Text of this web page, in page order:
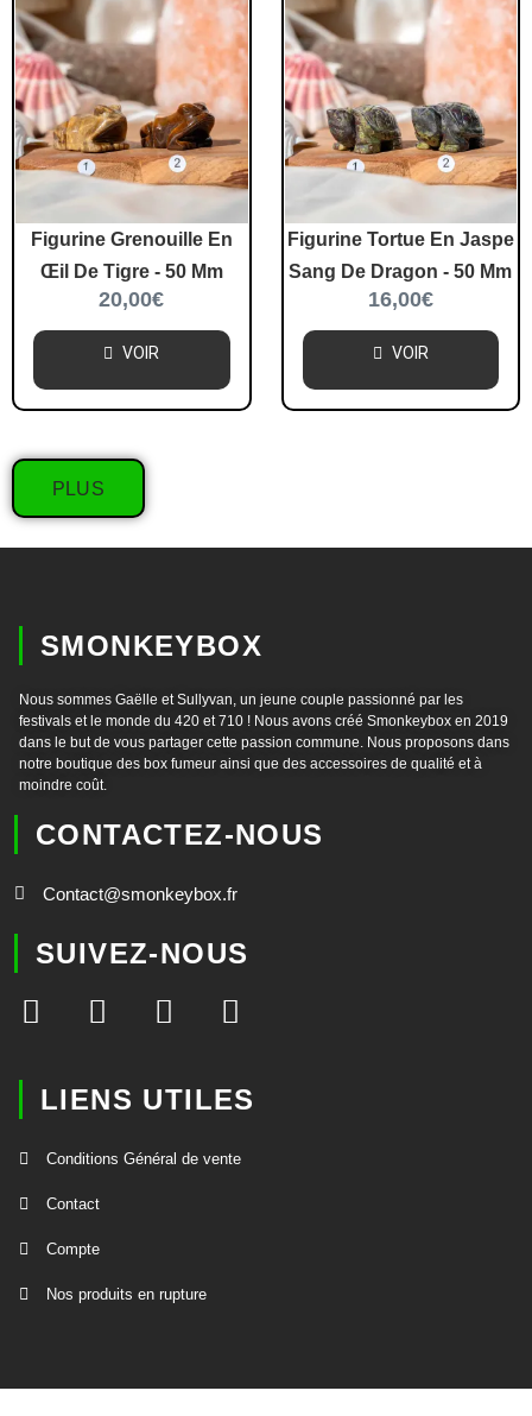
Figurine Grenouille En
Œil De Tigre - 50 Mm
20,00€
VOIR
Figurine Tortue En Jaspe
Sang De Dragon - 50 Mm
16,00€
VOIR
PLUS
SMONKEYBOX
Nous sommes Gaëlle et Sullyvan, un jeune couple passionné par les
festivals et le monde du 420 et 710 ! Nous avons créé Smonkeybox en 2019
dans le but de vous partager cette passion commune. Nous proposons dans
notre boutique des box fumeur ainsi que des accessoires de qualité et à
moindre coût.
CONTACTEZ-NOUS
Contact@smonkeybox.fr
SUIVEZ-NOUS
LIENS UTILES
Conditions Général de vente
Contact
Compte
Nos produits en rupture